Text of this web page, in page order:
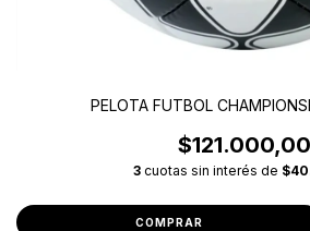
PELOTA FUTBOL
$121.000,00
3 cuotas sin interés de